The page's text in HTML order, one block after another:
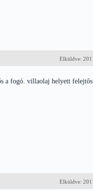
Elküldve:
a fogó. villaolaj helyett
Elküldve: